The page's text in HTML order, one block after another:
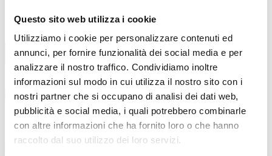
Questo sito web utilizza i cookie
Utilizziamo i cookie per personalizzare contenuti ed
annunci, per fornire funzionalità dei social media e per
analizzare il nostro traffico. Condividiamo inoltre
informazioni sul modo in cui utilizza il nostro sito con i
nostri partner che si occupano di analisi dei dati web,
pubblicità e social media, i quali potrebbero combinarle
con altre informazioni che ha fornito loro o che hanno
raccolto dal suo utilizzo dei loro servizi.
Sedi Onoranze Funebri Ottani
per:
Cristina Cristiani